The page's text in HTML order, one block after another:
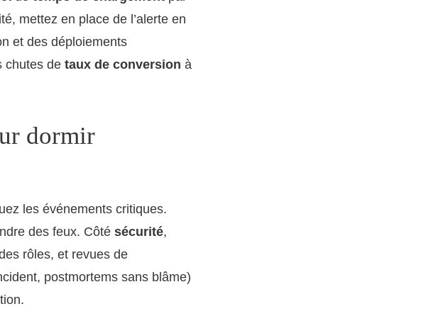
mettez en place de l’alerte en
et des déploiements
chutes de taux de conversion à
dormir
les événements critiques.
des feux. Côté sécurité,
rôles, et revues de
postmortems sans blâme)